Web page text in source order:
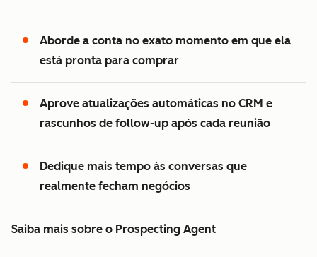
Aborde a conta no exato momento em que ela
está pronta para comprar
Aprove atualizações automáticas no CRM e
rascunhos de follow-up após cada reunião
Dedique mais tempo às conversas que
realmente fecham negócios
Saiba mais sobre o Prospecting Agent